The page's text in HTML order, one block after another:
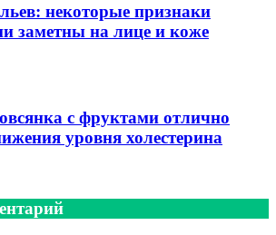
некоторые признаки
заметны на лице и коже
с фруктами отлично
уровня холестерина